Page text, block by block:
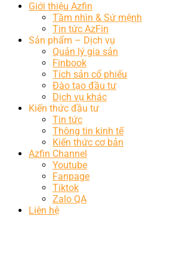
Giới thiệu Azfin
Tầm nhìn & Sứ mệnh
Tin tức AzFin
Sản phẩm – Dịch vụ
Quản lý gia sản
Finbook
Tích sản cổ phiếu
Đào tạo đầu tư
Dịch vụ khác
Kiến thức đầu tư
Tin tức
Thông tin kinh tế
Kiến thức cơ bản
Azfin Channel
Youtube
Fanpage
Tiktok
Zalo QA
Liên hệ